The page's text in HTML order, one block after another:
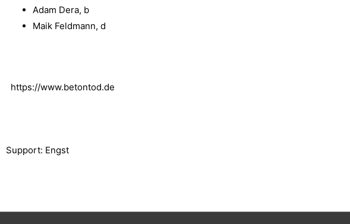
Adam Dera, b
Maik Feldmann, d
https://www.betontod.de
Support: Engst